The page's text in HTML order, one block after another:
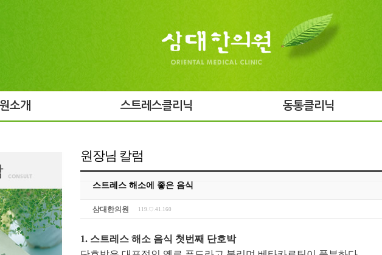
소개 스트레스클리닉 동통클리닉
원장님 칼럼
스트레스 해소에 좋은 음식
삼대한의원 119.♡.41.160
1. 스트레스 해소 음식 첫번째 단호박